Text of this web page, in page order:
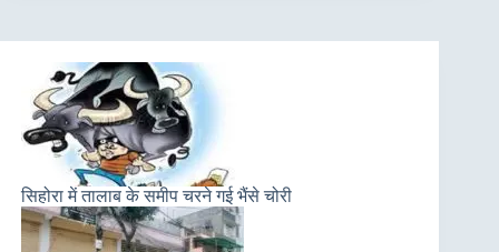
सिहोरा में तालाब के समीप चरने गई भैंसे चोरी